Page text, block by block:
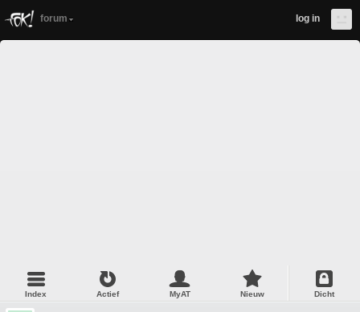
forum log in
Index Actief MyAT Nieuw Dicht